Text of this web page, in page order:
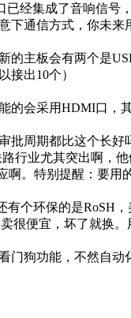
经集成了音响信号
通信方式，你未来
主板会有两个是
接出10个）
会采用HDMI口，
周期都比这个长好
行业尤其突出啊，
。特别提醒：要用
个环保的是RoSH
很便宜，坏了就换。
门狗功能，不然自动